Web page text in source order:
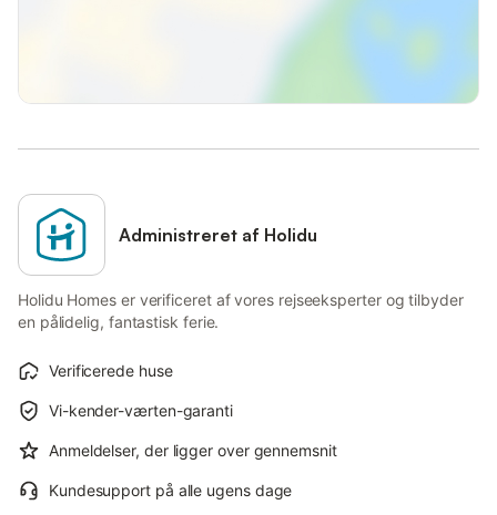
Administreret af Holidu
Holidu Homes er verificeret af vores rejseeksperter og tilbyder
en pålidelig, fantastisk ferie.
Verificerede huse
Vi-kender-værten-garanti
Anmeldelser, der ligger over gennemsnit
Kundesupport på alle ugens dage